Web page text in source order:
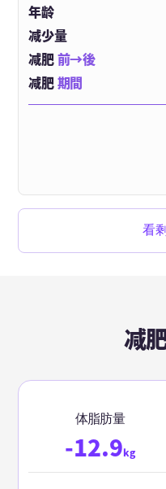
年龄
减少量
减肥前→後
减肥期間
看
减
体脂肪量
-12.9kg